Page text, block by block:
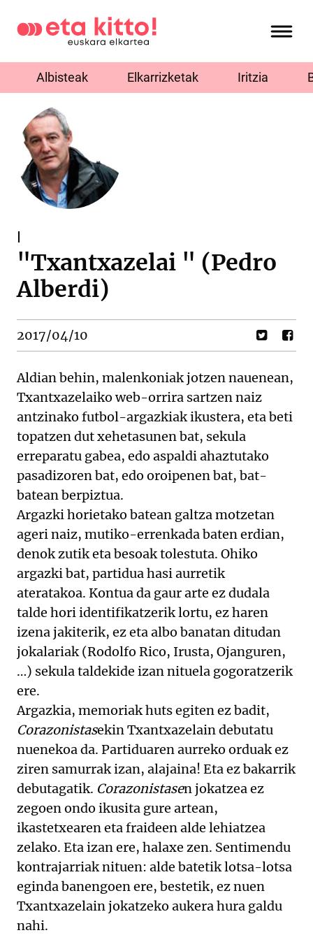
Albisteak Elkarrizketak Iritzia
"Txantxazelai " (Pedro
Alberdi)
2017/04/10
Aldian behin, malenkoniak jotzen nauenean,
Txantxazelaiko web-orrira sartzen naiz
antzinako futbol-argazkiak ikustera, eta beti
topatzen dut xehetasunen bat, sekula
erreparatu gabea, edo aspaldi ahaztutako
pasadizoren bat, edo oroipenen bat, bat-
batean berpiztua.
Argazki horietako batean galtza motzetan
ageri naiz, mutiko-errenkada baten erdian,
denok zutik eta besoak tolestuta. Ohiko
argazki bat, partidua hasi aurretik
ateratakoa. Kontua da gaur arte ez dudala
talde hori identifikatzerik lortu, ez haren
izena jakiterik, ez eta albo banatan ditudan
jokalariak (Rodolfo Rico, Irusta, Ojanguren,
…) sekula taldekide izan nituela gogoratzerik
ere.
Argazkia, memoriak huts egiten ez badit,
Corazonistasekin Txantxazelain debutatu
nuenekoa da. Partiduaren aurreko orduak ez
ziren samurrak izan, alajaina! Eta ez bakarrik
debutagatik. Corazonistasen jokatzea ez
zegoen ondo ikusita gure artean,
ikastetxearen eta fraideen alde lehiatzea
zelako. Eta izan ere, halaxe zen. Sentimendu
kontrajarriak nituen: alde batetik lotsa-lotsa
eginda banengoen ere, bestetik, ez nuen
Txantxazelain jokatzeko aukera hura galdu
nahi.